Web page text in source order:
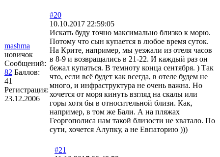
mashma
новичок
Сообщений:
82 Баллов:
41
Регистрация:
23.12.2006
#20
10.10.2017 22:59:05
Искать буду точно максимально близко к морю.
Потому что сын купается в любое время суток.
На Крите, например, мы уезжали из отеля часов
в 8-9 и возвращались в 21-22. И каждый раз он
бежал купаться. В темноту конца сентября. ) Так
что, если всё будет как всегда, в отеле будем не
много, и инфраструктура не очень важна. Но
хочется от моря кинуть взгляд на скалы или
горы хотя бы в относительной близи. Как,
например, в том же Бали. А на пляжах
Георгополиса нам такой близости не хватало. По
сути, хочется Алупку, а не Евпаторию )))
#21